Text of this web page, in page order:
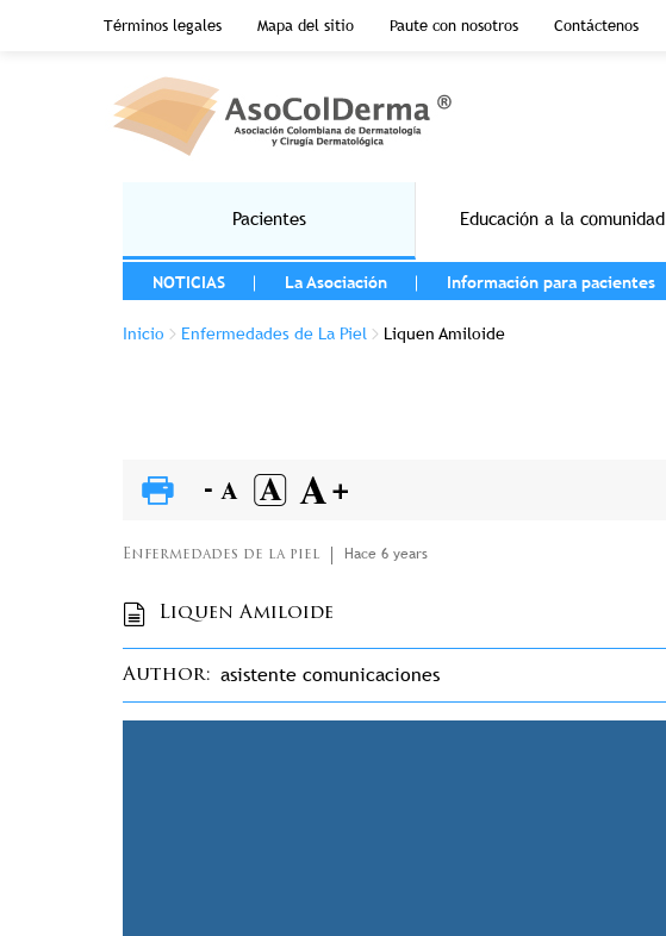
Pasar al contenido principal
Términos legales
Mapa del sitio Paute con nosotros Contáctenos
Pacientes Educación a la comunidad
MENU LEFT
NOTICIAS
La Asociación Información para pacientes
Sobrescribir enlaces de ayuda a la navegación
Inicio Enfermedades de La Piel Liquen Amiloide
Enfermedades de la piel Hace 6 years
Liquen Amiloide
Author asistente comunicaciones